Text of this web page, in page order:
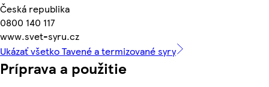
Česká republika
0800 140 117
www.svet-syru.cz
Ukázať všetko Tavené a termizované syry
Príprava a použitie